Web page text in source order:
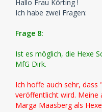
Hallo Frau Körting !
Ich habe zwei Fragen:
Frage 8:
Ist es möglich, die Hexe
MfG Dirk.
Ich hoffe auch sehr, dass
veröffentlicht wird. Meine
Marga Maasberg als